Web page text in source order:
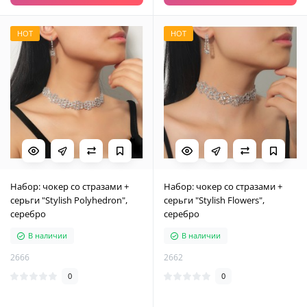
HOT
Набор: чокер со стразами +
серьги "Stylish Polyhedron",
серебро
В наличии
2666
0
HOT
Набор: чокер со стразами +
серьги "Stylish Flowers",
серебро
В наличии
2662
0